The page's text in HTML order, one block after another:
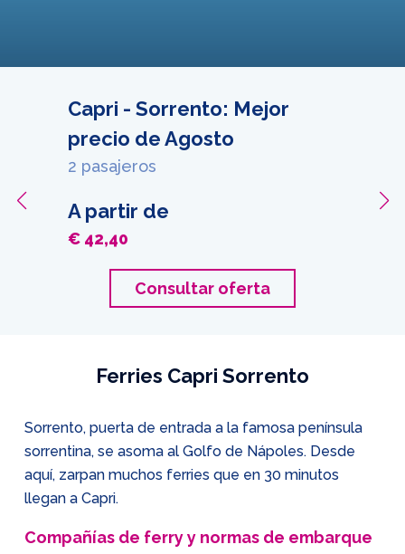
Capri - Sorrento: Mejor
precio de Agosto
2 pasajeros
A partir de
€ 42,40
Consultar oferta
Ferries Capri Sorrento
Sorrento, puerta de entrada a la famosa península
sorrentina, se asoma al Golfo de Nápoles. Desde
aquí, zarpan muchos ferries que en 30 minutos
llegan a Capri.
Compañías de ferry y normas de embarque